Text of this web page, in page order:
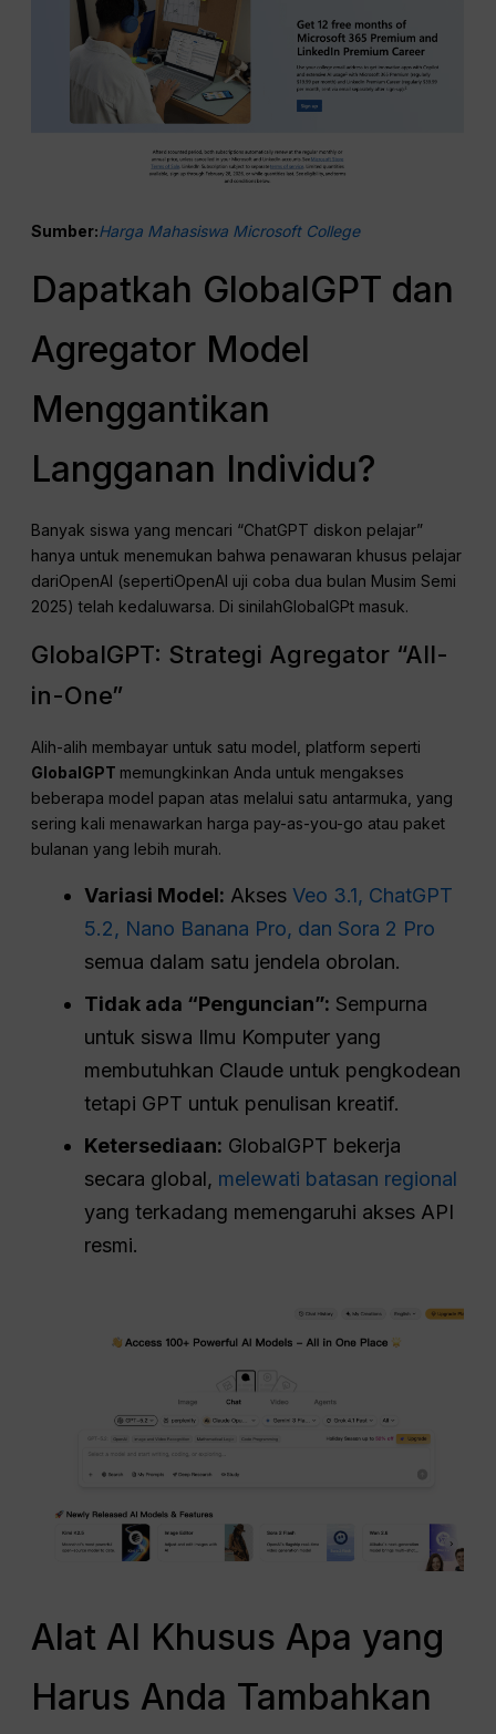
Sumber:Harga Mahasiswa Microsoft College
Dapatkah GlobalGPT dan
Agregator Model
Menggantikan
Langganan Individu?
Banyak siswa yang mencari “ChatGPT diskon pelajar”
hanya untuk menemukan bahwa penawaran khusus pelajar
dariOpenAI (sepertiOpenAI uji coba dua bulan Musim Semi
2025) telah kedaluwarsa. Di sinilahGlobalGPt masuk.
GlobalGPT: Strategi Agregator “All-
in-One”
Alih-alih membayar untuk satu model, platform seperti
GlobalGPT memungkinkan Anda untuk mengakses
beberapa model papan atas melalui satu antarmuka, yang
sering kali menawarkan harga pay-as-you-go atau paket
bulanan yang lebih murah.
Variasi Model: AksesVeo 3.1, ChatGPT
5.2, Nano Banana Pro, dan Sora 2 Pro
semua dalam satu jendela obrolan.
Tidak ada “Penguncian”: Sempurna
untuk siswa Ilmu Komputer yang
membutuhkan Claude untuk pengkodean
tetapi GPT untuk penulisan kreatif.
Ketersediaan: GlobalGPT bekerja
secara global, melewati batasan regional
yang terkadang memengaruhi akses API
resmi.
Alat AI Khusus Apa yang
Harus Anda Tambahkan